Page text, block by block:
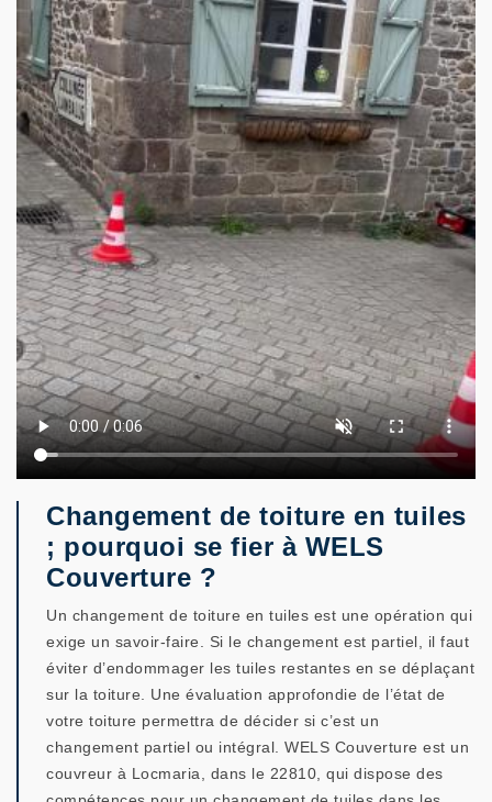
Changement de toiture en tuiles
; pourquoi se fier à WELS
Couverture ?
Un changement de toiture en tuiles est une opération qui
exige un savoir-faire. Si le changement est partiel, il faut
éviter d’endommager les tuiles restantes en se déplaçant
sur la toiture. Une évaluation approfondie de l’état de
votre toiture permettra de décider si c’est un
changement partiel ou intégral. WELS Couverture est un
couvreur à Locmaria, dans le 22810, qui dispose des